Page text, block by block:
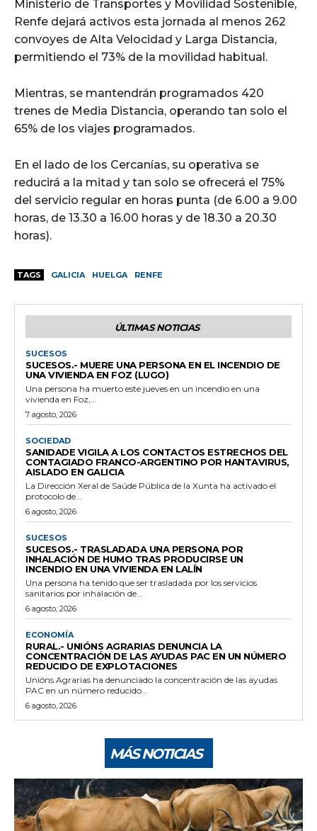
Ministerio de Transportes y Movilidad Sostenible,
Renfe dejará activos esta jornada al menos 262
convoyes de Alta Velocidad y Larga Distancia,
permitiendo el 73% de la movilidad habitual.
Mientras, se mantendrán programados 420
trenes de Media Distancia, operando tan solo el
65% de los viajes programados.
En el lado de los Cercanías, su operativa se
reducirá a la mitad y tan solo se ofrecerá el 75%
del servicio regular en horas punta (de 6.00 a 9.00
horas, de 13.30 a 16.00 horas y de 18.30 a 20.30
horas).
TAGS GALICIA HUELGA RENFE
ÚLTIMAS NOTICIAS
SUCESOS
SUCESOS.- MUERE UNA PERSONA EN EL INCENDIO DE
UNA VIVIENDA EN FOZ (LUGO)
Una persona ha muerto este jueves en un incendio en una
vivienda en Foz,...
7 agosto, 2026
SOCIEDAD
SANIDADE VIGILA A LOS CONTACTOS ESTRECHOS DEL
CONTAGIADO FRANCO-ARGENTINO POR HANTAVIRUS,
AISLADO EN GALICIA
La Dirección Xeral de Saúde Pública de la Xunta ha activado el
protocolo de...
6 agosto, 2026
SUCESOS
SUCESOS.- TRASLADADA UNA PERSONA POR
INHALACIÓN DE HUMO TRAS PRODUCIRSE UN
INCENDIO EN UNA VIVIENDA EN LALÍN
Una persona ha tenido que ser trasladada por los servicios
sanitarios por inhalación de...
6 agosto, 2026
ECONOMÍA
RURAL.- UNIÓNS AGRARIAS DENUNCIA LA
CONCENTRACIÓN DE LAS AYUDAS PAC EN UN NÚMERO
REDUCIDO DE EXPLOTACIONES
Unións Agrarias ha denunciado la concentración de las ayudas
PAC en un número reducido...
6 agosto, 2026
MÁS NOTICIAS